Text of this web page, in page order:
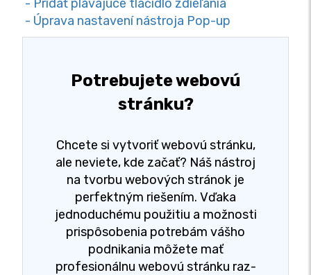
- Pridať plávajúce tlačidlo zdieľania
- Úprava nastavení nástroja Pop-up
Potrebujete webovú
stránku?
Chcete si vytvoriť webovú stránku,
ale neviete, kde začať? Náš nástroj
na tvorbu webových stránok je
perfektným riešením. Vďaka
jednoduchému použitiu a možnosti
prispôsobenia potrebám vášho
podnikania môžete mať
profesionálnu webovú stránku raz-